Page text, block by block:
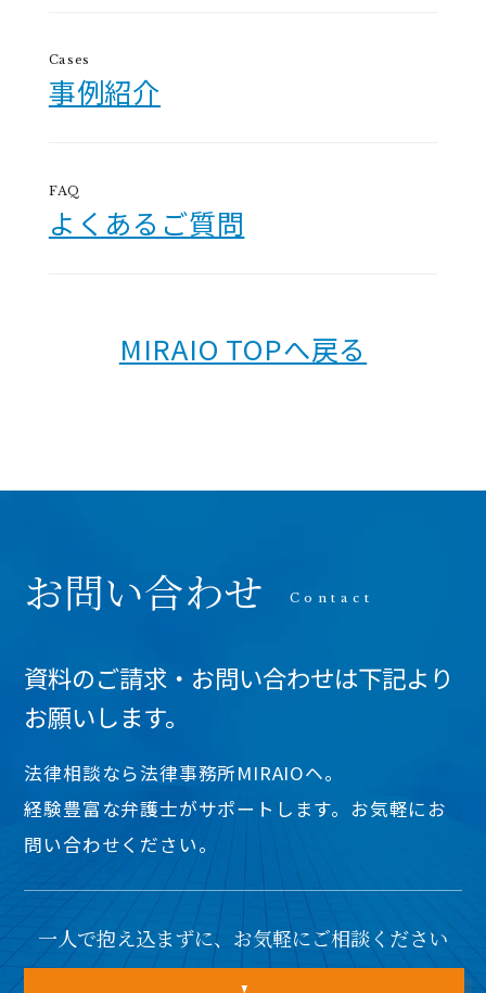
Cases
事例紹介
FAQ
よくあるご質問
MIRAIO TOPへ戻る
お問い合わせ
資料のご請求・お問い合わせは下記より
お願いします。
法律相談なら法律事務所MIRAIOヘ。
経験豊富な弁護士がサポートします。お気軽にお
問い合わせください。
一人で抱え込まずに、お気軽にご相談ください